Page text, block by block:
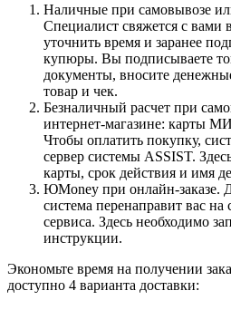
Наличные при самовывозе
Специалист свяжется с вами
уточнить время и заранее
купюры. Вы подписываете
документы, вносите
товар и чек.
Безналичный расчет при
интернет-магазине: карты
Чтобы оплатить покупку,
сервер системы ASSIST.
карты, срок действия и имя
ЮMoney при онлайн-заказе.
система перенаправит вас
сервиса. Здесь необходимо
инструкции.
Экономьте время на получении
доступно 4 варианта доставки: